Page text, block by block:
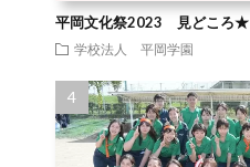
平岡文化祭2023 見どころ★
学校法人 平岡学園